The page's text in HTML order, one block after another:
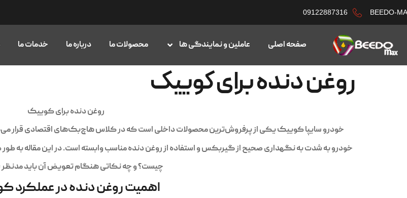
BEEDO-
09122887316
صفحه اصلی عاملین و نمایندگی ها محصولات ما درباره ما خدمات ما
روغن دنده برای کوییک
روغن دنده برای کوییک
خودرو سایپا کوییک یکی از پرفروش‌ترین محصولات داخلی است که در کلاس هاچ‌بک‌های اقتصادی قرار
خودرو به شدت به نگهداری صحیح از گیربکس و استفاده از روغن دنده مناسب وابسته است. در این مقاله به
چیست؟ و چه نکاتی هنگام تعویض آن باید مدنظر
اهمیت روغن دنده در عملکرد